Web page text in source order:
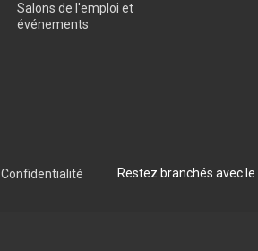
Salons de l'emploi et
événements
Confidentialité Restez branchés avec le